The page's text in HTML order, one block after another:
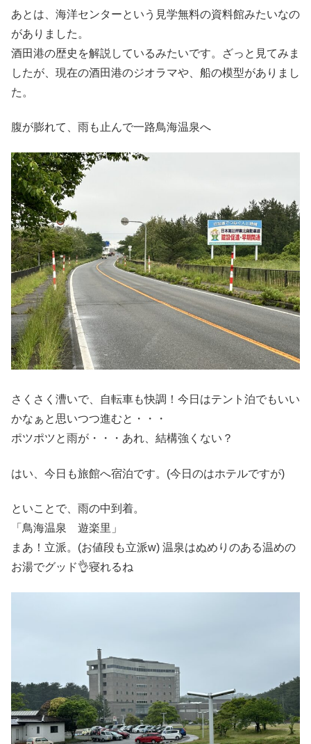
あとは、海洋センターという見学無料の資料館みたいなの
がありました。
酒田港の歴史を解説しているみたいです。ざっと見てみま
したが、現在の酒田港のジオラマや、船の模型がありまし
た。
腹が膨れて、雨も止んで一路鳥海温泉へ
さくさく漕いで、自転車も快調！今日はテント泊でもいい
かなぁと思いつつ進むと・・・
ポツポツと雨が・・・あれ、結構強くない？
はい、今日も旅館へ宿泊です。(今日のはホテルですが)
といことで、雨の中到着。
「鳥海温泉 遊楽里」
まあ！立派。(お値段も立派w) 温泉はぬめりのある温めの
お湯でグッド👌寝れるね